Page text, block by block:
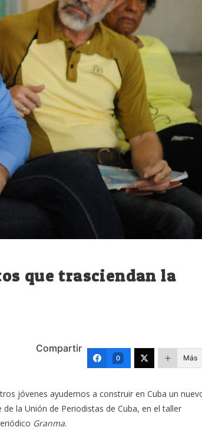
que trasciendan la
Compartir
0 Más
jóvenes ayudemos a construir en Cuba un
la Unión de Periodistas de Cuba, en el taller
Granma.